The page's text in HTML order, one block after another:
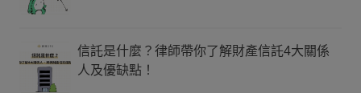
信託是什麼？律師帶你了解財產信託4大關係
人及優缺點！